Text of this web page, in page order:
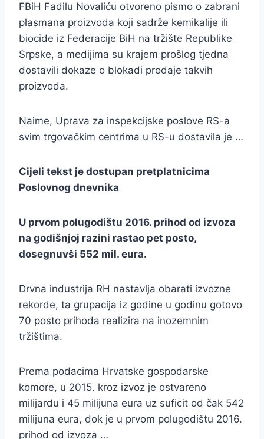
FBiH Fadilu Novaliću otvoreno pismo o zabrani
plasmana proizvoda koji sadrže kemikalije ili
biocide iz Federacije BiH na tržište Republike
Srpske, a medijima su krajem prošlog tjedna
dostavili dokaze o blokadi prodaje takvih
proizvoda.
Naime, Uprava za inspekcijske poslove RS-a
svim trgovačkim centrima u RS-u dostavila je …
Cijeli tekst je dostupan pretplatnicima
Poslovnog dnevnika
U prvom polugodištu 2016. prihod od izvoza
na godišnjoj razini rastao pet posto,
dosegnuvši 552 mil. eura.
Drvna industrija RH nastavlja obarati izvozne
rekorde, ta grupacija iz godine u godinu gotovo
70 posto prihoda realizira na inozemnim
tržištima.
Prema podacima Hrvatske gospodarske
komore, u 2015. kroz izvoz je ostvareno
milijardu i 45 milijuna eura uz suficit od čak 542
milijuna eura, dok je u prvom polugodištu 2016.
prihod od izvoza …